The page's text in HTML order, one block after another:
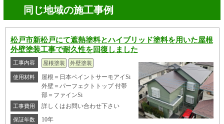
同じ地域の施工事例
松戸市新松戸にて遮熱塗料とハイブリッド塗料を用いた屋根
外壁塗装工事で耐久性を回復しました
工事内容 屋根塗装 外壁塗装
使用材料
屋根＝日本ペイントサーモアイSi
外壁＝パーフェクトトップ 付帯
部＝ファインSi
工事費用 詳しくはお問い合わせ下さい
保証年数 10年